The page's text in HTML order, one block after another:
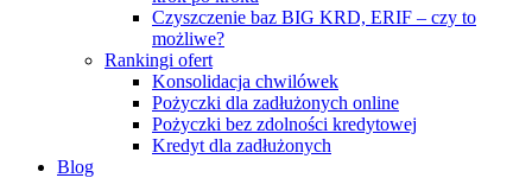
Czyszczenie baz BIG KRD, ERIF – czy to
możliwe?
Rankingi ofert
Konsolidacja chwilówek
Pożyczki dla zadłużonych online
Pożyczki bez zdolności kredytowej
Kredyt dla zadłużonych
Blog